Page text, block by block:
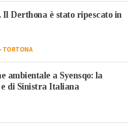
Derthona è stato ripescato in
-TORTONA
ambientale a Syensqo: la
di Sinistra Italiana